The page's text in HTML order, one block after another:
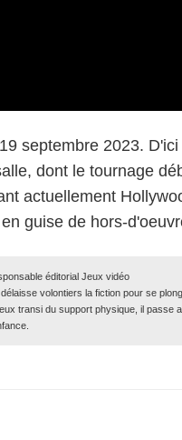
septembre 2023.
dont le tournage
actuellement
guise de hors-
éditorial Jeux vidéo
volontiers la fiction pour se
transi du support physique, il passe